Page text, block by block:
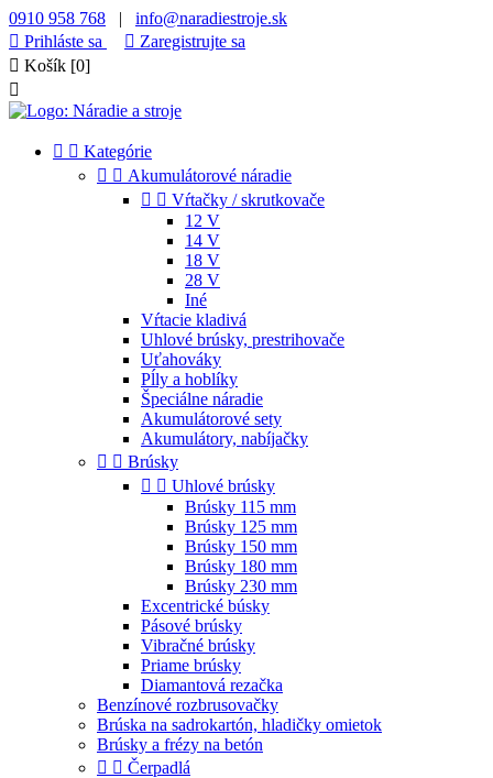
0910 958 768 | info@naradiestroje.sk
 Prihláste sa  Zaregistrujte sa
 Košík [0]

  Kategórie
  Akumulátorové náradie
  Vŕtačky / skrutkovače
12 V
14 V
18 V
28 V
Iné
Vŕtacie kladivá
Uhlové brúsky, prestrihovače
Uťahováky
Pĺly a hoblíky
Špeciálne náradie
Akumulátorové sety
Akumulátory, nabíjačky
  Brúsky
  Uhlové brúsky
Brúsky 115 mm
Brúsky 125 mm
Brúsky 150 mm
Brúsky 180 mm
Brúsky 230 mm
Excentrické búsky
Pásové brúsky
Vibračné brúsky
Priame brúsky
Diamantová rezačka
Benzínové rozbrusovačky
Brúska na sadrokartón, hladičky omietok
Brúsky a frézy na betón
  Čerpadlá